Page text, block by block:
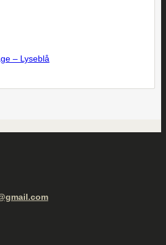
– Lyseblå